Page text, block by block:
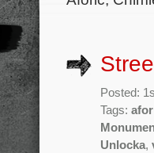
Posted:
Tags:
Unlocka,